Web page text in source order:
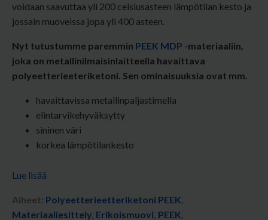
voidaan saavuttaa yli 200 celsiusasteen lämpötilan kesto ja
jossain muoveissa jopa yli 400 asteen.
Nyt tutustumme paremmin PEEK MDP -materiaaliin,
joka on metallinilmaisinlaitteella havaittava
polyeetterieeteriketoni. Sen ominaisuuksia ovat mm.
havaittavissa metallinpaljastimella
elintarvikehyväksytty
sininen väri
korkea lämpötilankesto
Lue lisää
Aiheet: Polyeetterieetteriketoni PEEK,
Materiaaliesittely, Erikoismuovi, PEEK,